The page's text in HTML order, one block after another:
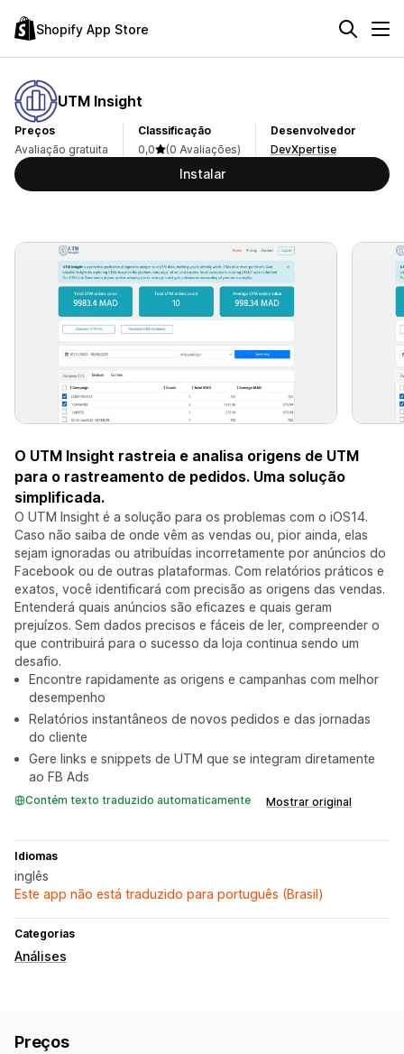
Shopify App Store
UTM Insight
Preços
Avaliação gratuita
Classificação
0,0
(0 Avaliações)
Desenvolvedor
DevXpertise
Instalar
O UTM Insight rastreia e analisa origens de UTM
para o rastreamento de pedidos. Uma solução
simplificada.
O UTM Insight é a solução para os problemas com o iOS14.
Caso não saiba de onde vêm as vendas ou, pior ainda, elas
sejam ignoradas ou atribuídas incorretamente por anúncios do
Facebook ou de outras plataformas. Com relatórios práticos e
exatos, você identificará com precisão as origens das vendas.
Entenderá quais anúncios são eficazes e quais geram
prejuízos. Sem dados precisos e fáceis de ler, compreender o
que contribuirá para o sucesso da loja continua sendo um
desafio.
Encontre rapidamente as origens e campanhas com melhor
desempenho
Relatórios instantâneos de novos pedidos e das jornadas
do cliente
Gere links e snippets de UTM que se integram diretamente
ao FB Ads
Contém texto traduzido automaticamente Mostrar original
Idiomas
inglês
Este app não está traduzido para português (Brasil)
Categorias
Análises
Preços